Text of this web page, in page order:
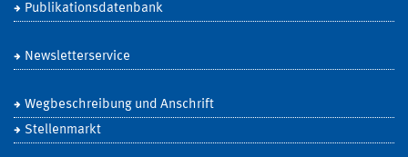
Publikationsdatenbank
Newsletterservice
Wegbeschreibung und Anschrift
Stellenmarkt